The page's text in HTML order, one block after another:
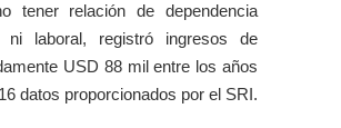
tener relación de dependencia
ni laboral, registró ingresos de
USD 88 mil entre los años
datos proporcionados por el SRI.